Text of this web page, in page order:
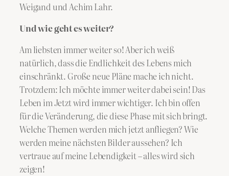
Weigand und Achim Lahr.
Und wie geht es weiter?
Am liebsten immer weiter so! Aber ich weiß
natürlich, dass die Endlichkeit des Lebens mich
einschränkt. Große neue Pläne mache ich nicht.
Trotzdem: Ich möchte immer weiter dabei sein! Das
Leben im Jetzt wird immer wichtiger. Ich bin offen
für die Veränderung, die diese Phase mit sich bringt.
Welche Themen werden mich jetzt anfliegen? Wie
werden meine nächsten Bilder aussehen? Ich
vertraue auf meine Lebendigkeit – alles wird sich
zeigen!